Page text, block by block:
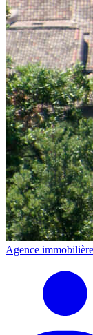
Agence immobilière